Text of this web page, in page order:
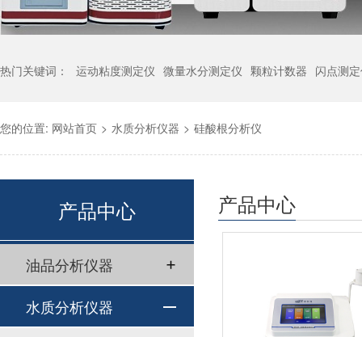
热门关键词： 运动粘度测定仪 微量水分测定仪 颗粒计数器 闪点测
您的位置: 网站首页 > 水质分析仪器 > 硅酸根分析仪
产品中心
产品中心
油品分析仪器
水质分析仪器